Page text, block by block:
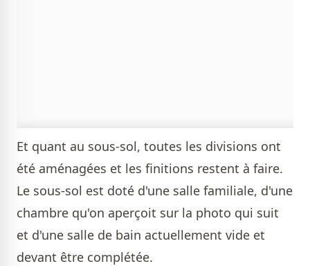
Et quant au sous-sol, toutes les divisions ont
été aménagées et les finitions restent à faire.
Le sous-sol est doté d'une salle familiale, d'une
chambre qu'on aperçoit sur la photo qui suit
et d'une salle de bain actuellement vide et
devant être complétée.